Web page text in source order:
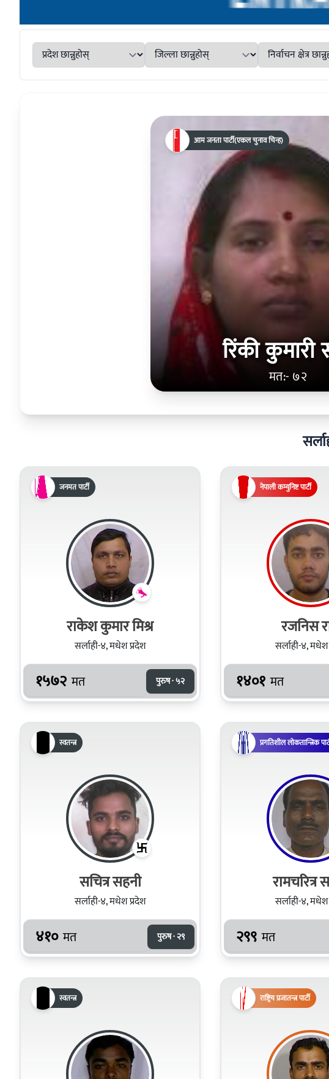
रिंकी कुमारी
मत:- ७२
आम जनता पार्टी(एकल चुनाव चिन्ह)
जनमत पार्टी
राकेश कुमार मिश्र
सर्लाही-४, मधेश प्रदेश
१५७२ मत पुरुष · ५२
नेपाली कम्युनिष्ट पार्टी
रजनिस
सर्लाही-४,
१४०१ मत
स्वतन्त्र
सचित्र सहनी
सर्लाही-४, मधेश प्रदेश
४१० मत पुरुष · २९
प्रगतिशील लोकतान्त्रिक
रामचरित्र
सर्लाही-४,
२९९ मत
स्वतन्त्र राष्ट्रिय प्रजातन्त्र पार्टी